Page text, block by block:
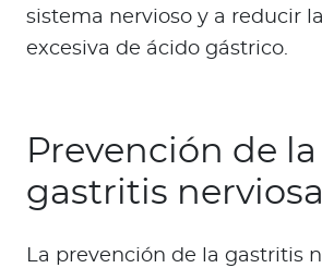
sistema nervioso y a reducir
excesiva de ácido gástrico.
Prevención de la
gastritis nerviosa
La prevención de la gastritis